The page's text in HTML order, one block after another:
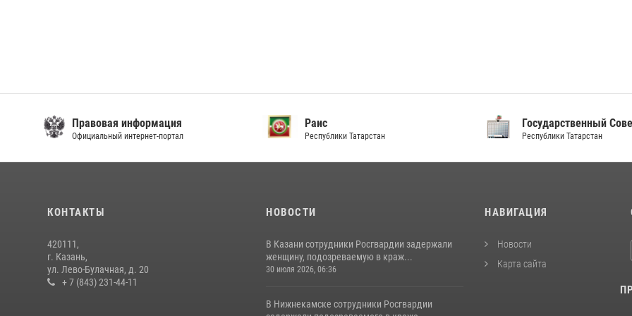
Правовая информация
Официальный интернет-портал
Раис
Республики Татарстан
Государственный
Республики Татарстан
КОНТАКТЫ
420111,
г. Казань,
ул. Лево-Булачная, д. 20
+ 7 (843) 231-44-11
НОВОСТИ
В Казани сотрудники Росгвардии задержали
женщину, подозреваемую в краж...
30 июля 2026, 06:36
В Нижнекамске сотрудники Росгвардии
НАВИГАЦИЯ
Новости
Карта сайта